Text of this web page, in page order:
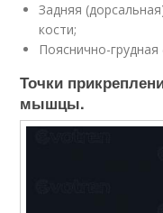
Задняя
кости;
Пояснично-грудная
Точки
мышцы.